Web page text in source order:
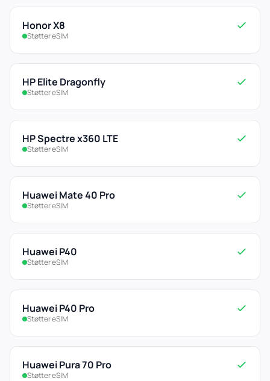
Honor X8
Støtter eSIM
HP Elite Dragonfly
Støtter eSIM
HP Spectre x360 LTE
Støtter eSIM
Huawei Mate 40 Pro
Støtter eSIM
Huawei P40
Støtter eSIM
Huawei P40 Pro
Støtter eSIM
Huawei Pura 70 Pro
Støtter eSIM